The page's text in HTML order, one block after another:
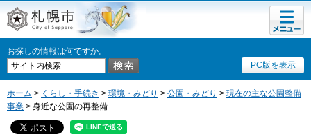
札幌市
お探しの情報は何ですか。
PC版を表示
メニュ
ー
ホーム > くらし・手続き > 環境・みどり > 公園・みどり > 現在の主な公園整備
事業 > 身近な公園の再整備